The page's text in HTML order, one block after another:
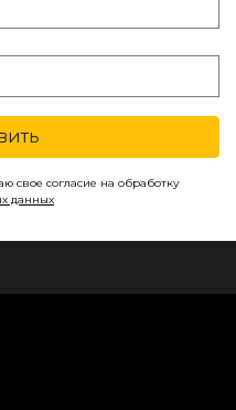
свое согласие на обработку
данных